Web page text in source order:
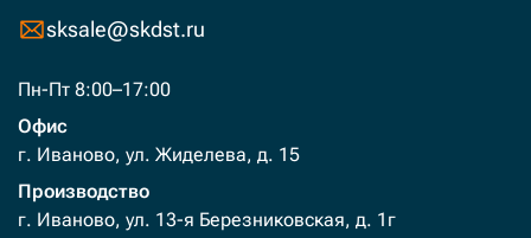
sksale@skdst.ru
Пн-Пт 8:00–17:00
Офис
г. Иваново, ул. Жиделева, д. 15
Производство
г. Иваново, ул. 13-я Березниковская, д. 1г